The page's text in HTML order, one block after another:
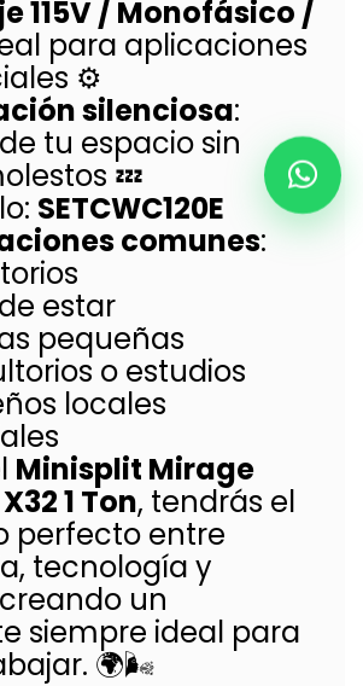
115V / Monofásico /
para aplicaciones
⚙️
silenciosa:
tu espacio sin
💤
SETCWC120E
comunes:
estar
pequeñas
o estudios
locales
Minisplit Mirage
1 Ton, tendrás el
perfecto entre
tecnología y
un
siempre ideal para
🌍🌬️